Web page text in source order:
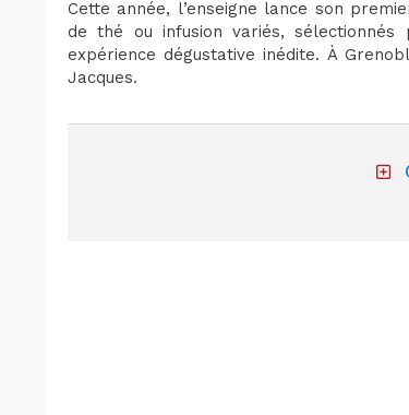
Cette année, l’enseigne lance son
de thé ou infusion variés,
expérience dégustative inédite. À
Jacques.